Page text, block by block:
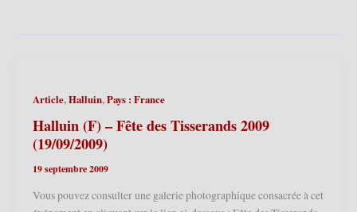
Article,Halluin,Pays : France
Halluin (F) – Fête des Tisserands 2009
(19/09/2009)
19 septembre 2009
Vous pouvez consulter une galerie photographique consacrée à cet